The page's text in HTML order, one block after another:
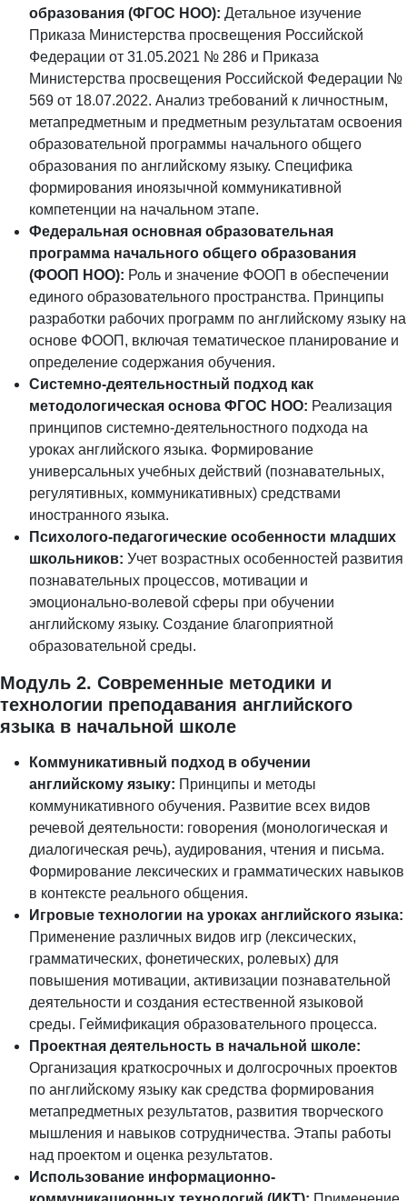
образования (ФГОС НОО): Детальное изучение
Приказа Министерства просвещения Российской
Федерации от 31.05.2021 № 286 и Приказа
Министерства просвещения Российской Федерации №
569 от 18.07.2022. Анализ требований к личностным,
метапредметным и предметным результатам освоения
образовательной программы начального общего
образования по английскому языку. Специфика
формирования иноязычной коммуникативной
компетенции на начальном этапе.
Федеральная основная образовательная
программа начального общего образования
(ФООП НОО): Роль и значение ФООП в обеспечении
единого образовательного пространства. Принципы
разработки рабочих программ по английскому языку на
основе ФООП, включая тематическое планирование и
определение содержания обучения.
Системно-деятельностный подход как
методологическая основа ФГОС НОО: Реализация
принципов системно-деятельностного подхода на
уроках английского языка. Формирование
универсальных учебных действий (познавательных,
регулятивных, коммуникативных) средствами
иностранного языка.
Психолого-педагогические особенности младших
школьников: Учет возрастных особенностей развития
познавательных процессов, мотивации и
эмоционально-волевой сферы при обучении
английскому языку. Создание благоприятной
образовательной среды.
Модуль 2. Современные методики и
технологии преподавания английского
языка в начальной школе
Коммуникативный подход в обучении
английскому языку: Принципы и методы
коммуникативного обучения. Развитие всех видов
речевой деятельности: говорения (монологическая и
диалогическая речь), аудирования, чтения и письма.
Формирование лексических и грамматических навыков
в контексте реального общения.
Игровые технологии на уроках английского языка:
Применение различных видов игр (лексических,
грамматических, фонетических, ролевых) для
повышения мотивации, активизации познавательной
деятельности и создания естественной языковой
среды. Геймификация образовательного процесса.
Проектная деятельность в начальной школе:
Организация краткосрочных и долгосрочных проектов
по английскому языку как средства формирования
метапредметных результатов, развития творческого
мышления и навыков сотрудничества. Этапы работы
над проектом и оценка результатов.
Использование информационно-